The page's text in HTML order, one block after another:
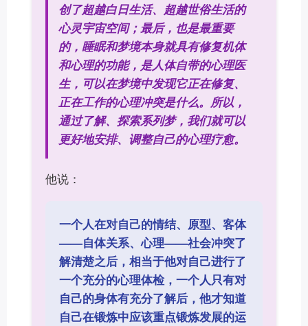
创了超越白日生活、超越世俗生活的
心灵宇宙空间；最后，也是最重要
的，睡眠和梦境本身就具有修复机体
和心理的功能，是人体自带的心理医
生，可以在梦境中发现它正在修复、
正在工作的心理冲突是什么。所以，
通过了解、探索系列梦，我们就可以
更好地安排、调整自己的心理疗愈。
他说：
一个人在对自己的情结、原型、客体
——自体关系、心理——社会冲突了
解清楚之后，相当于他对自己进行了
一个充分的心理体检，一个人只有对
自己的身体有充分了解后，他才知道
自己在锻炼中应该重点锻炼发展的运